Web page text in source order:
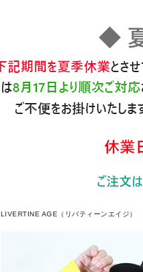
LIVERTINE AGE（リバティーンエイジ）